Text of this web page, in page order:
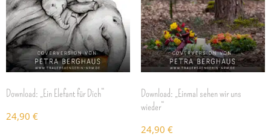
Download: „Ein Elefant für Dich“
24,90 €
Download: „Einmal sehen wir uns
wieder“
24,90 €